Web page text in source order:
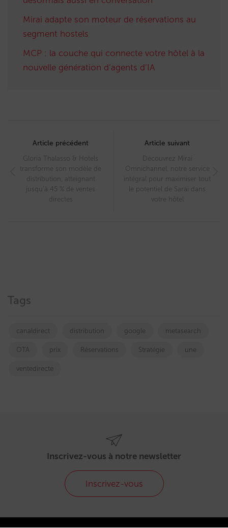
Mirai adapte son moteur de réservations au
segment hostels
MCP : la couche qui connecte votre hôtel à la
nouvelle génération d’agents d’IA
navigation
Article précédent
Gloria Thalasso & Hotels
transforme son modèle de
distribution, atteignant
jusqu’à 45 % de ventes
directes
Article suivant
Découvrez Mirai
Omnichannel, notre service
intégral pour maximiser tout
le potentiel de Sarai dans
votre hôtel
Tags
canaldirect distribution google metasearch
OTA prix Réservations Stratégie une
ventedirecte
Inscrivez-vous à notre newsletter
Inscrivez-vous